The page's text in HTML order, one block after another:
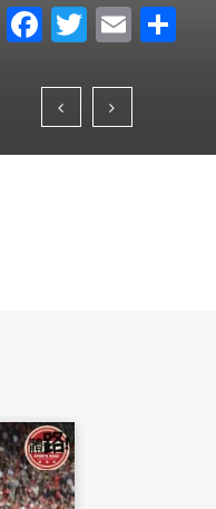
F
c
e
b
T
tt
er
E